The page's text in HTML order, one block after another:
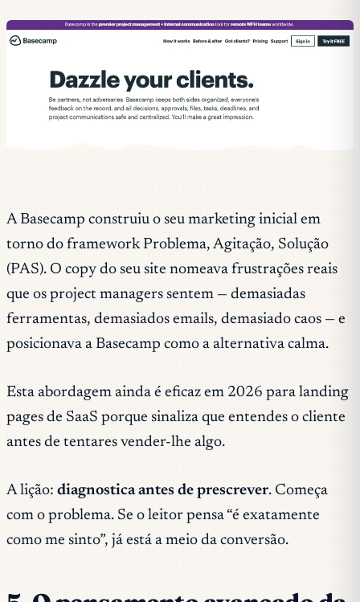
A Basecamp construiu o seu marketing inicial em
torno do framework Problema, Agitação, Solução
(PAS). O copy do seu site nomeava frustrações reais
que os project managers sentem — demasiadas
ferramentas, demasiados emails, demasiado caos — e
posicionava a Basecamp como a alternativa calma.
Esta abordagem ainda é eficaz em 2026 para landing
pages de SaaS porque sinaliza que entendes o cliente
antes de tentares vender-lhe algo.
A lição: diagnostica antes de prescrever. Começa
com o problema. Se o leitor pensa “é exatamente
como me sinto”, já está a meio da conversão.